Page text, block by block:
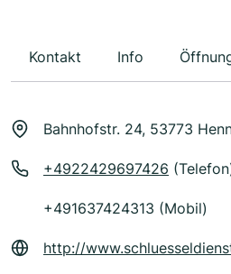
Kontakt Info
Bahnhofstr. 24, 53773
+4922429697426
+491637424313 (Mobil)
http://